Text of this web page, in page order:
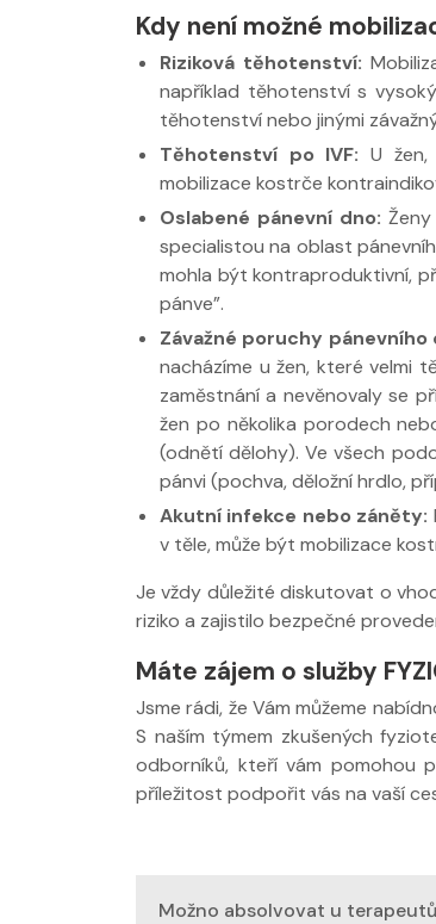
Kdy není možné
Riziková těhotenství:
například těhotenství s
těhotenství nebo jinými
Těhotenství po IVF: U
mobilizace kostrče
Oslabené pánevní dno:
specialistou na oblast
mohla být kontraproduktivní,
pánve”.
Závažné poruchy pánevního
nacházíme u žen, které velmi
zaměstnání a nevěnovaly se
žen po několika porodech
(odnětí dělohy). Ve všech
pánvi (pochva, děložní hrdlo,
Akutní infekce nebo záněty:
v těle, může být mobilizace
Je vždy důležité diskutovat o
riziko a zajistilo bezpečné
Máte zájem o služby
Jsme rádi, že Vám můžeme
S naším týmem zkušených
odborníků, kteří vám pomohou
příležitost podpořit vás na vaší
Možno absolvovat u terapeutů